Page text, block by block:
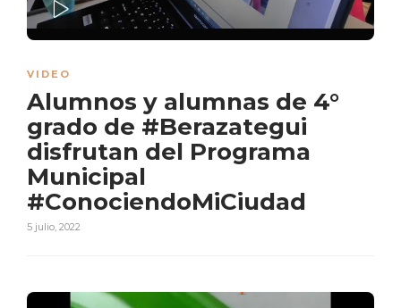
VIDEO
Alumnos y alumnas de 4°
grado de #Berazategui
disfrutan del Programa
Municipal
#ConociendoMiCiudad
5 julio, 2022